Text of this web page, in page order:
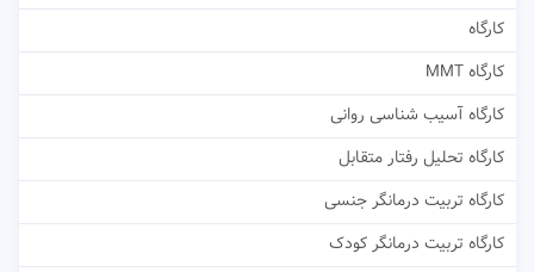
کارگاه
کارگاه MMT
کارگاه آسیب شناسی روانی
کارگاه تحلیل رفتار متقابل
کارگاه تربیت درمانگر جنسی
کارگاه تربیت درمانگر کودک